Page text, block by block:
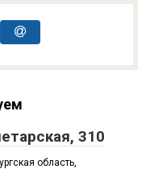
310
область,